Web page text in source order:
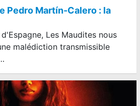
Pedro Martín-Calero : la
Les Maudites nous
malédiction transmissible